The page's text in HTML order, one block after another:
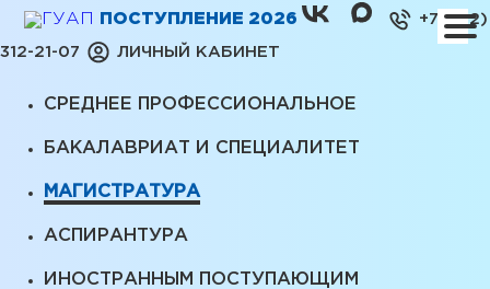
ПОСТУПЛЕНИЕ 2026 +7 (812)
312-21-07 ЛИЧНЫЙ КАБИНЕТ
СРЕДНЕЕ ПРОФЕССИОНАЛЬНОЕ
БАКАЛАВРИАТ И СПЕЦИАЛИТЕТ
МАГИСТРАТУРА
АСПИРАНТУРА
ИНОСТРАННЫМ ПОСТУПАЮЩИМ